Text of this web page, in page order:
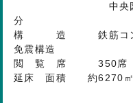
中央図書館・
分
構 造 鉄筋コンクリ
免震構造
閲 覧 席 350席
延床 面積 約6270㎡、